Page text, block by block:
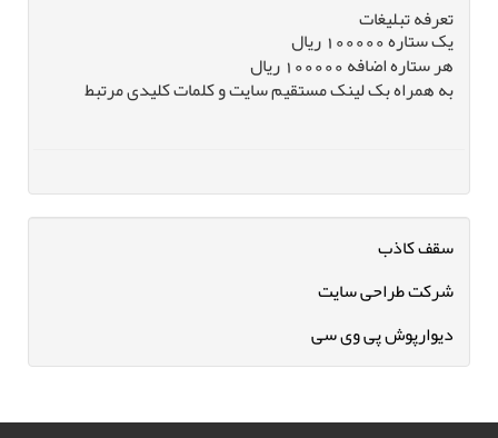
تعرفه تبلیغات
یک ستاره 100000 ریال
هر ستاره اضافه 100000 ریال
به همراه بک لینک مستقیم سایت و کلمات کلیدی مرتبط
سقف کاذب
شرکت طراحی سایت
دیوارپوش پی وی سی